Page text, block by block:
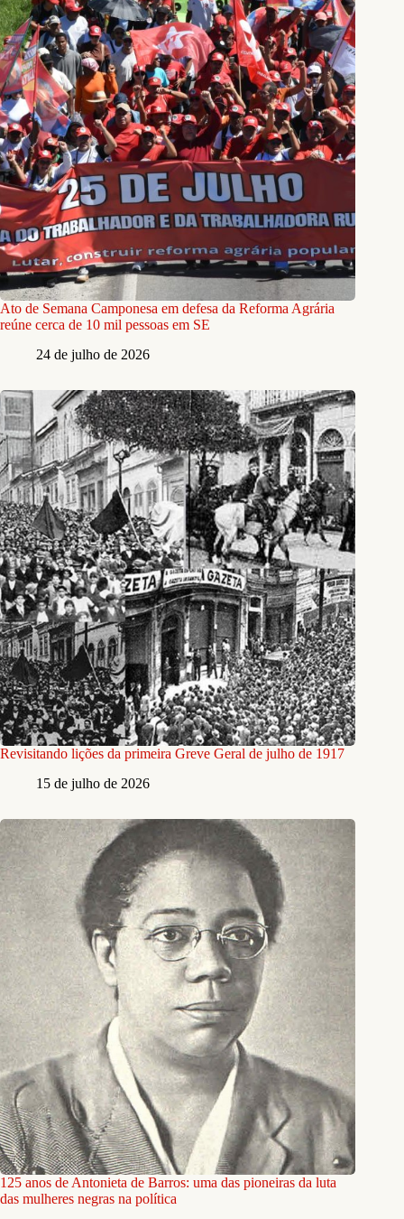
Ato de Semana Camponesa em defesa da Reforma Agrária
reúne cerca de 10 mil pessoas em SE
24 de julho de 2026
Revisitando lições da primeira Greve Geral de julho de 1917
15 de julho de 2026
125 anos de Antonieta de Barros: uma das pioneiras da luta
das mulheres negras na política